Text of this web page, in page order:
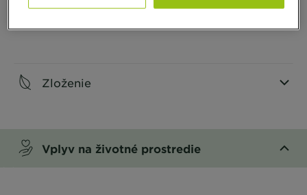
Zloženie
Vplyv na životné prostredie